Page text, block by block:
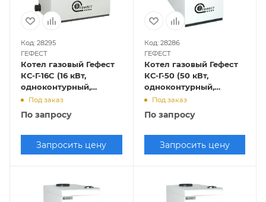
Код: 28295
ГЕФЕСТ
Котел газовый Гефест
КС-Г-16C (16 кВт,
одноконтурный,
закрытая камера
сгорания)
Под заказ
По запросу
Запросить цену
Код: 28286
ГЕФЕСТ
Котел газовый Гефест
КС-Г-50 (50 кВт,
одноконтурный,
открытая камера
сгорания)
Под заказ
По запросу
Запросить цену